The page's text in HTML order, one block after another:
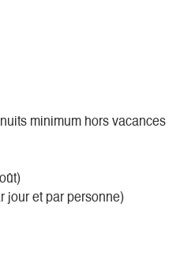
, halte garderie , restaurants ,
dessus de la piscine (500
minimum hors vacances
jour et par personne)